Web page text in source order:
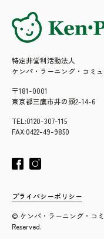
特定非営利活動法人
ケンパ・ラーニング・コミ
〒181-0001
東京都三鷹市井の頭2-14-6
TEL:0120-307-115
FAX:0422-49-9850
プライバシーポリシー
© ケンパ・ラーニング・コ
Reserved.